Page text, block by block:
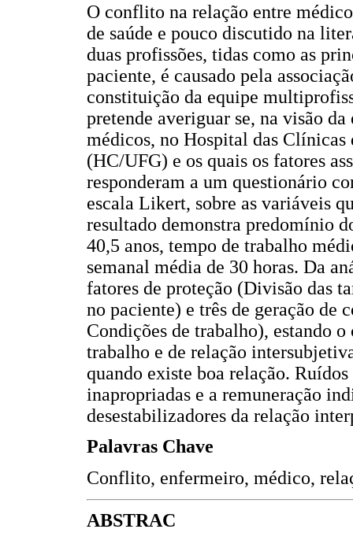
O conflito na relação entre
de saúde e pouco discutido na
duas profissões, tidas como as
paciente, é causado pela
constituição da equipe
pretende averiguar se, na visão
médicos, no Hospital das
(HC/UFG) e os quais os fatores
responderam a um questionário
escala Likert, sobre as variáveis
resultado demonstra predomínio
40,5 anos, tempo de trabalho
semanal média de 30 horas. Da
fatores de proteção (Divisão das
no paciente) e três de geração de
Condições de trabalho), estando
trabalho e de relação
quando existe boa relação.
inapropriadas e a remuneração
desestabilizadores da relação
Palavras Chave
Conflito, enfermeiro, médico,
ABSTRAC